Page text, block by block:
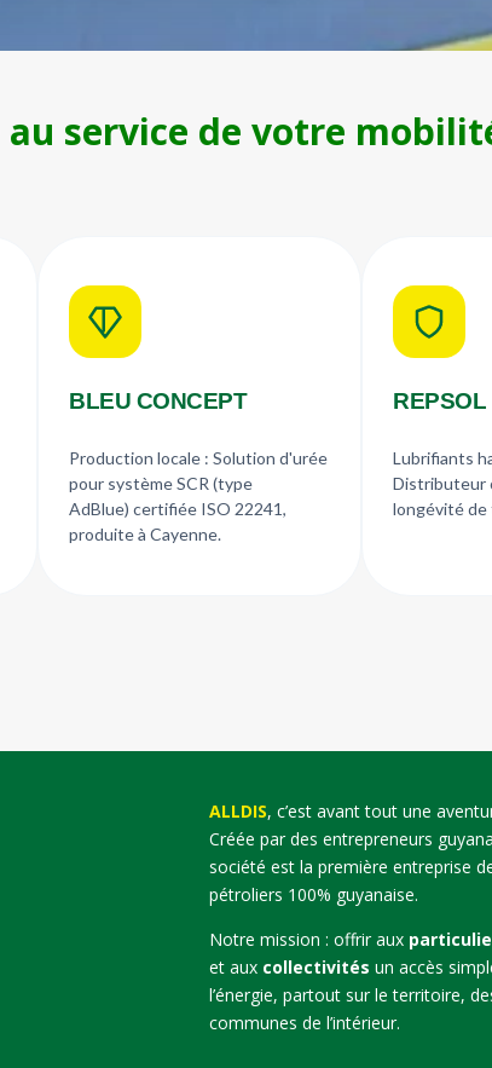
au service de votre
BLEU CONCEPT
Production locale : Solution d'urée
pour système SCR (type
AdBlue) certifiée ISO 22241,
produite à Cayenne.
REPSOL
Lubrifiants
Distributeur
longévité de
ALLDIS, c’est avant tout une
Créée par des entrepreneurs
société est la première entreprise
pétroliers 100% guyanaise.
Notre mission : offrir aux
et aux collectivités un accès
l’énergie, partout sur le territoire,
communes de l’intérieur.